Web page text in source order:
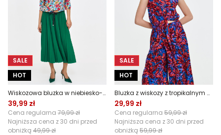
SALE
HOT
Wiskozowa bluzka w niebiesko-czerwone kwiaty
39,99 zł
Cena regularna 79,99 zł
Najniższa cena z 30 dni przed
obniżką 49,99 zł
SALE
HOT
Bluzka z wiskozy z tropikalnym printem
29,99 zł
Cena regularna 59,99 zł
Najniższa cena z 30 dni przed
obniżką 59,99 zł